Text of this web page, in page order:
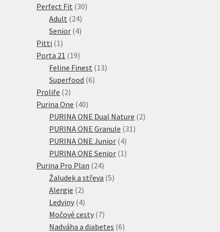
produktů
Perfect Fit 3030
Adult 2424
produktů
Senior 44
Pitti 1 1
produkt
Porta 21 1919
produktů
Feline Finest 1313
Superfood 66
Prolife 22
produkty
Purina One 4040
produktů
PURINA ONE Dual Nature 22
PURINA ONE Granule 31 31
PURINA ONE Junior 44
produkty
PURINA ONE Senior 1 1
Purina Pro Plan 2424
produktů
Žaludek a střeva 55
Alergie 22
produkty
Ledviny 44
produkty
Močové cesty 77
produktů
Nadváha a diabetes 66